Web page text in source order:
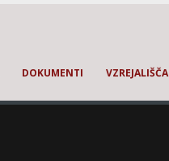
DOKUMENTI VZREJALIŠČA